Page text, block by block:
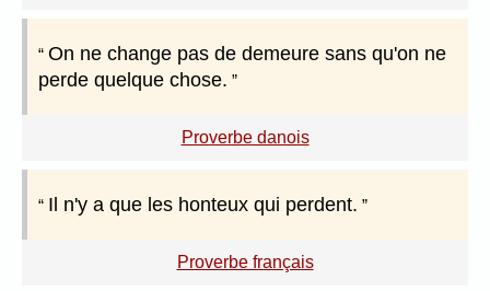
On ne change pas de demeure sans qu'on ne
perde quelque chose.
Proverbe danois
Il n'y a que les honteux qui perdent.
Proverbe français